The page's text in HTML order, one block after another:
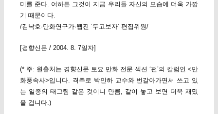
미를 준다. 여하튼 그것이 지금 우리들 자신의 모습에 더욱 가깝
기 때문이다.
/김낙호·만화연구가·웹진 ‘두고보자’ 편집위원/
[경향신문 / 2004. 8. 7일자]
(* 주: 원출처는 경향신문 토요 만화 전문 섹션 ‘펀’의 칼럼인 <만
화풍속사>입니다. 격주로 박인하 교수와 번갈아가면서 쓰고 있
는 일종의 태그팀 같은 것이니 만큼, 같이 놓고 보면 더욱 재밌
을 겁니다.)